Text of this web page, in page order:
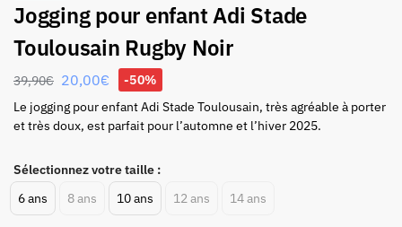
Jogging pour enfant Adi Stade
Toulousain Rugby Noir
39,90€ 20,00€
-50%
Le jogging pour enfant Adi Stade Toulousain, très agréable à porter
et très doux, est parfait pour l’automne et l’hiver 2025.
Sélectionnez votre taille :
6 ans
8 ans 10 ans 12 ans 14 ans